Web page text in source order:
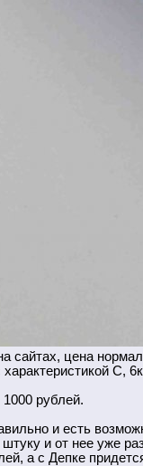
сайтах, цена
С,
рублей.
и есть
штуку и от нее уже
а с Депке